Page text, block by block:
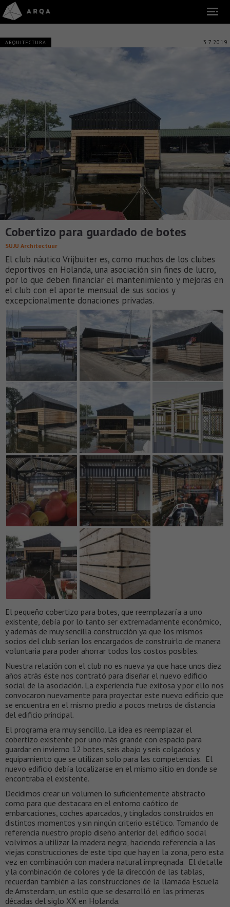
ARQUITECTURA 3.7.2019
Cobertizo para guardado de botes
SUJU Architectuur
El club náutico Vrijbuiter es, como muchos de los clubes
deportivos en Holanda, una asociación sin fines de lucro,
por lo que deben financiar el mantenimiento y mejoras en
el club con el aporte mensual de sus socios y
excepcionalmente donaciones privadas.
El pequeño cobertizo para botes, que reemplazaría a uno
existente, debía por lo tanto ser extremadamente económico,
y además de muy sencilla construcción ya que los mismos
socios del club serían los encargados de construirlo de manera
voluntaria para poder ahorrar todos los costos posibles.
Nuestra relación con el club no es nueva ya que hace unos diez
años atrás éste nos contrató para diseñar el nuevo edificio
social de la asociación. La experiencia fue exitosa y por ello nos
convocaron nuevamente para proyectar este nuevo edificio que
se encuentra en el mismo predio a pocos metros de distancia
del edificio principal.
El programa era muy sencillo. La idea es reemplazar el
cobertizo existente por uno más grande con espacio para
guardar en invierno 12 botes, seis abajo y seis colgados y
equipamiento que se utilizan solo para las competencias. El
nuevo edificio debía localizarse en el mismo sitio en donde se
encontraba el existente.
Decidimos crear un volumen lo suficientemente abstracto
como para que destacara en el entorno caótico de
embarcaciones, coches aparcados, y tinglados construidos en
distintos momentos y sin ningún criterio estético. Tomando de
referencia nuestro propio diseño anterior del edificio social
volvimos a utilizar la madera negra, haciendo referencia a las
viejas construcciones de este tipo que hay en la zona, pero esta
vez en combinación con madera natural impregnada. El detalle
y la combinación de colores y de la dirección de las tablas,
recuerdan también a las construcciones de la llamada Escuela
de Amsterdam, un estilo que se desarrolló en las primeras
décadas del siglo XX en Holanda.